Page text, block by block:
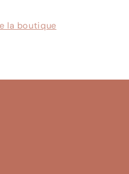
la boutique